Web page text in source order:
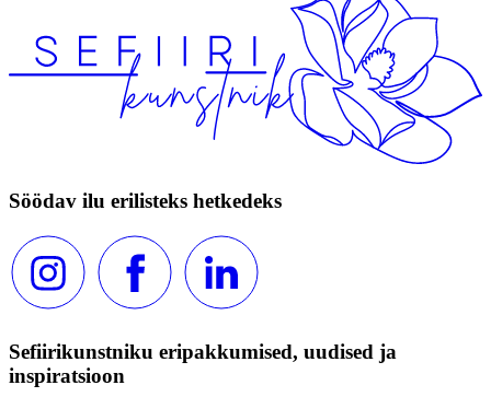
Söödav ilu erilisteks hetkedeks
Sefiirikunstniku eripakkumised, uudised ja
inspiratsioon